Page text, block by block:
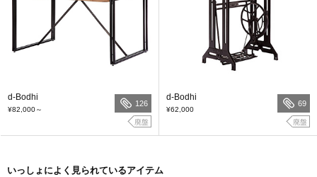
d-Bodhi
¥82,000～
126
廃盤
d-Bodhi
¥62,000
69
廃盤
いっしょによく見られているアイテム